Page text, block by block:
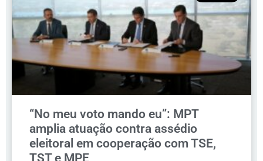
“No meu voto mando eu”: MPT
amplia atuação contra assédio
eleitoral em cooperação com TSE,
TST e MPE